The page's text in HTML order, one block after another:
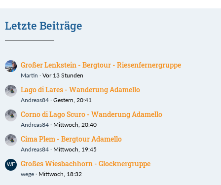
Letzte Beiträge
Großer Lenkstein - Bergtour - Riesenfernergruppe
Martin Vor 13 Stunden
Lago di Lares - Wanderung Adamello
Andreas84 Gestern, 20:41
Corno di Lago Scuro - Wanderung Adamello
Andreas84 Mittwoch, 20:40
Cima Plem - Bergtour Adamello
Andreas84 Mittwoch, 19:45
Großes Wiesbachhorn - Glocknergruppe
wege Mittwoch, 18:32